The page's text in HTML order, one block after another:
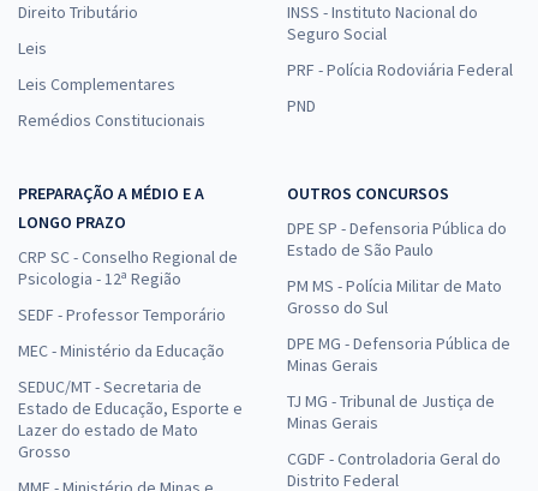
Direito Tributário
Leis
Leis Complementares
Remédios Constitucionais
INSS - Instituto Nacional do
Seguro Social
PRF - Polícia Rodoviária Federal
PND
PREPARAÇÃO A MÉDIO E A
LONGO PRAZO
CRP SC - Conselho Regional de
Psicologia - 12ª Região
SEDF - Professor Temporário
MEC - Ministério da Educação
SEDUC/MT - Secretaria de
Estado de Educação, Esporte e
Lazer do estado de Mato
Grosso
OUTROS CONCURSOS
DPE SP - Defensoria Pública do
Estado de São Paulo
PM MS - Polícia Militar de Mato
Grosso do Sul
DPE MG - Defensoria Pública de
Minas Gerais
TJ MG - Tribunal de Justiça de
Minas Gerais
CGDF - Controladoria Geral do
Distrito Federal